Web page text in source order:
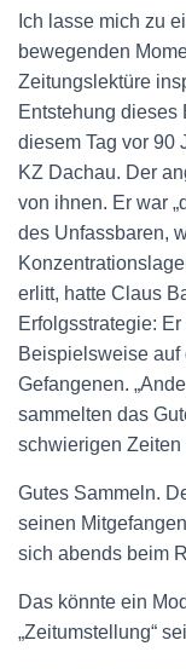
Ich lasse mich zu
bewegenden
Zeitungslektüre
Entstehung dieses
diesem Tag vor 90
KZ Dachau. Der
von ihnen. Er war
des Unfassbaren,
erlitt, hatte Claus
Erfolgsstrategie:
Beispielsweise
Gefangenen.
sammelten das
schwierigen Zeiten
Gutes Sammeln.
seinen
sich abends beim
Das könnte ein
„Zeitumstellung“